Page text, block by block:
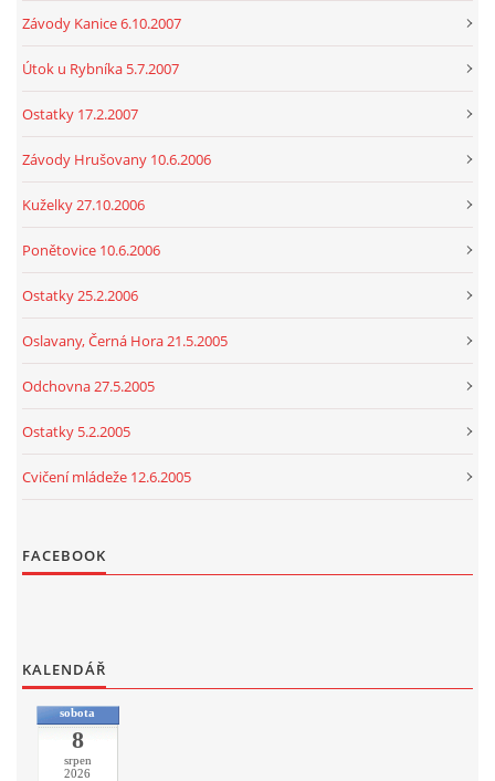
Závody Kanice 6.10.2007
Útok u Rybníka 5.7.2007
Ostatky 17.2.2007
Závody Hrušovany 10.6.2006
Kuželky 27.10.2006
Ponětovice 10.6.2006
Ostatky 25.2.2006
Oslavany, Černá Hora 21.5.2005
Odchovna 27.5.2005
Ostatky 5.2.2005
Cvičení mládeže 12.6.2005
FACEBOOK
KALENDÁŘ
sobota
8
srpen
2026